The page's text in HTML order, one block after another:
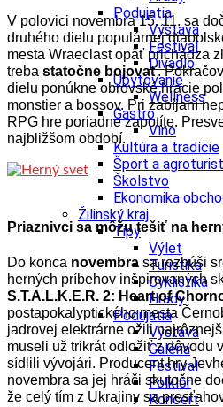
Podujatia
Výstava
Festival
Divadlo
Ubytovanie
Wellness
Gastro
Víno
Kultúra a tradície
Šport a
Školstvo
Ekonomika
Žilinský kraj
Tipy
Výlet
Turistika
Cyklistika
Hrady
Podujatia
Výstava
Galéria
Festival
Folklór
Koncert
V polovici novembra 15. 11. sa
druhého dielu populárnej
mesta Wraeclast opäť prichádza
treba statočne bojovať.
dielu ponúkne obrovské hracie
monstier a bossov. Pri zabíjaní
RPG hre poriadne zapotíte.
najbližšom období.
Priaznivci sa môžu tešiť na
Do konca novembra sa rozbúši
herných príbehov inšpirovaných
S.T.A.L.K.E.R. 2: Heart of
postapokalyptického mesta
jadrovej elektrárne ožili
museli už trikrát odložiť z dôvodu
sídlili vývojári. Producent hry
novembra sa jej hráči skutočne
že celý tím z Ukrajiny sa